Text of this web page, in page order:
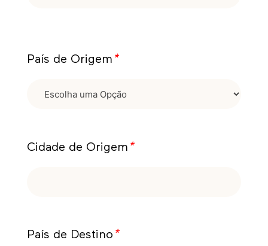
País de Origem *
Cidade de Origem *
País de Destino *